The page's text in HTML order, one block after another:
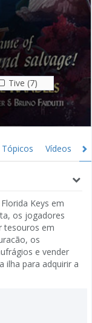
Tive (7)
Tópicos Vídeos
Keys em
os jogadores
tesouros em
os
e vender
ilha para adquirir a